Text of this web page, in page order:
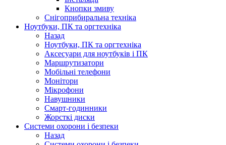
Кнопки змиву
Снігоприбиральна техніка
Ноутбуки, ПК та оргтехніка
Назад
Ноутбуки, ПК та оргтехніка
Аксесуари для ноутбуків і ПК
Маршрутизатори
Мобільні телефони
Монітори
Мікрофони
Навушники
Смарт-годинники
Жорсткі диски
Системи охорони і безпеки
Назад